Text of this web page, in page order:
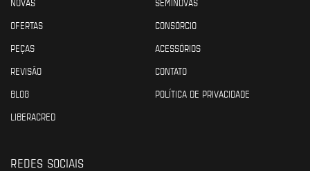
OFERTAS
CONSÓRCIO
PEÇAS
ACESSÓRIOS
REVISÃO
CONTATO
BLOG
POLÍTICA DE PRIVACIDADE
LIBERACRED
REDES SOCIAIS